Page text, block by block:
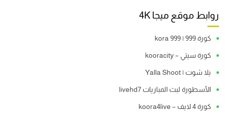
روابط موقع ميجا 4K
كورة 999 | kora 999
كورة سيتي – kooracity
يلا شوت | Yalla Shoot
الأسطورة لبث المباريات livehd7
كورة 4 لايف – koora4live